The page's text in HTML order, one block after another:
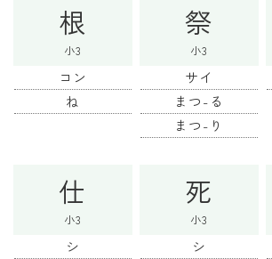
根
小3
コン
ね
祭
小3
サイ
まつ-る
まつ-り
仕
小3
シ
死
小3
シ